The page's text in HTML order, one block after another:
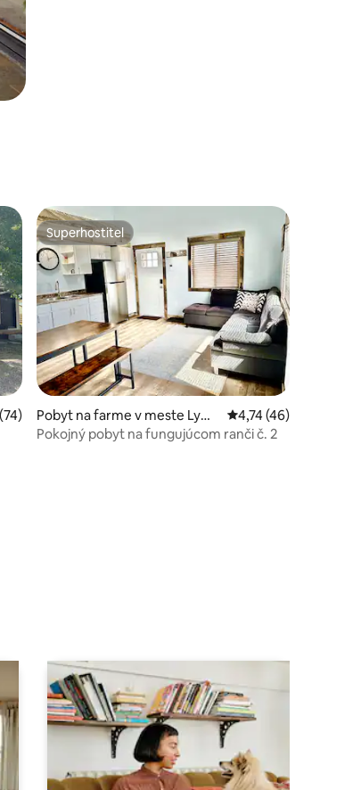
75
ohodnotenie 4,8 z 5, počet hodnotení: 74
Superhostiteľ
Superhostiteľ
Pobyt na farme v meste Lyma
n
Priemerné
4,74 (46)
Pokojný pobyt na fungujúcom ranči č. 2